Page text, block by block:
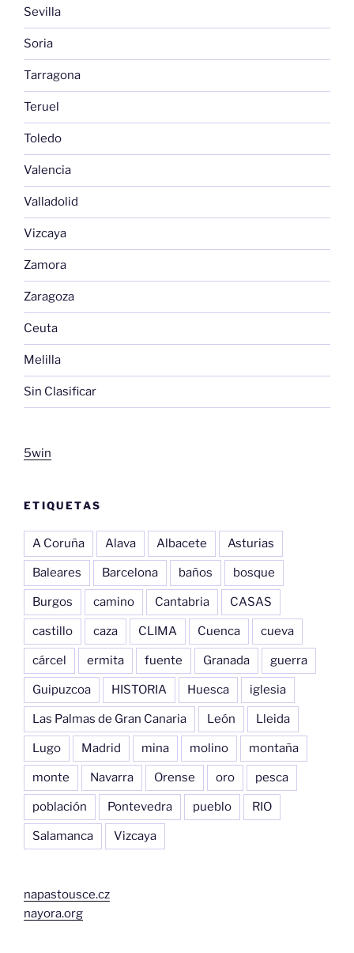
Sevilla
Soria
Tarragona
Teruel
Toledo
Valencia
Valladolid
Vizcaya
Zamora
Zaragoza
Ceuta
Melilla
Sin Clasificar
5win
ETIQUETAS
A Coruña Alava Albacete Asturias
Baleares Barcelona baños bosque
Burgos camino Cantabria CASAS
castillo caza CLIMA Cuenca cueva
cárcel ermita fuente Granada guerra
Guipuzcoa HISTORIA Huesca iglesia
Las Palmas de Gran Canaria León Lleida
Lugo Madrid mina molino montaña
monte Navarra Orense oro pesca
población Pontevedra pueblo RIO
Salamanca Vizcaya
napastousce.cz
nayora.org